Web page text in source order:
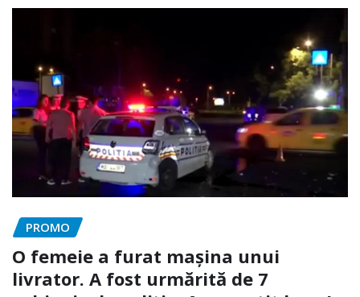
PROMO
O femeie a furat mașina unui
livrator. A fost urmărită de 7